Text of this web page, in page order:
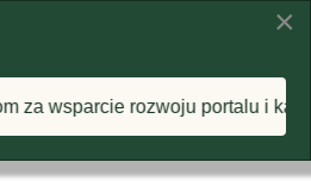
☁️
×
i każdą postawioną